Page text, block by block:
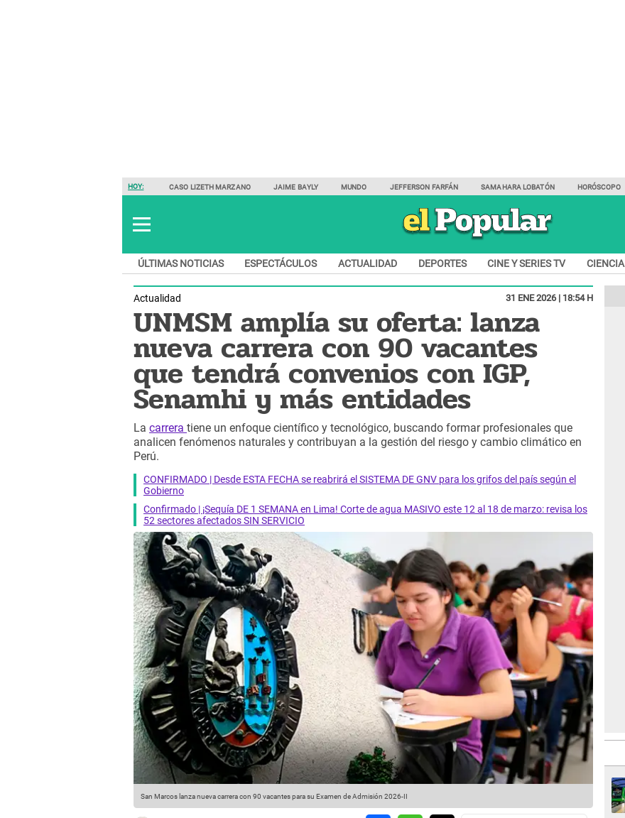
HOY: CASO LIZETH MARZANO JAIME BAYLY MUNDO JEFFERSON FARFÁN SAMAHARA LOBATÓN HORÓSCOPO
ÚLTIMAS NOTICIAS ESPECTÁCULOS ACTUALIDAD DEPORTES CINE Y SERIES TV CIENCIA
Actualidad 31 ENE 2026 | 18:54 H
UNMSM amplía su oferta: lanza
nueva carrera con 90 vacantes
que tendrá convenios con IGP,
Senamhi y más entidades
La carrera tiene un enfoque científico y tecnológico, buscando formar profesionales que
analicen fenómenos naturales y contribuyan a la gestión del riesgo y cambio climático en
Perú.
CONFIRMADO | Desde ESTA FECHA se reabrirá el SISTEMA DE GNV para los grifos del país según el
Gobierno
Confirmado | ¡Sequía DE 1 SEMANA en Lima! Corte de agua MASIVO este 12 al 18 de marzo: revisa los
52 sectores afectados SIN SERVICIO
San Marcos lanza nueva carrera con 90 vacantes para su Examen de Admisión 2026-II